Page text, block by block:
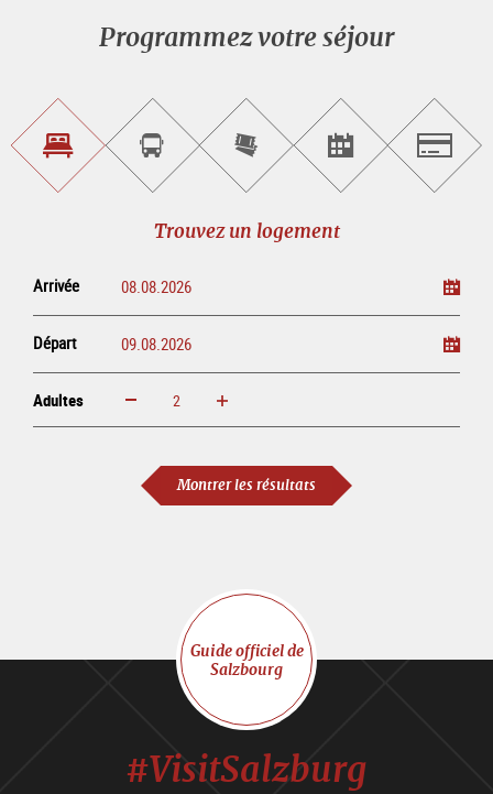
Programmez votre séjour
Trouvez
un
logement
Réservez
un
tour
Achetez
les
billets
ligne
Trouvez
des
manifestations
Trouvez un logement
Arrivée
Départ
Adultes Augmenter Réduire
Montrer les résultats
Guide officiel de
Salzbourg
#VisitSalzburg